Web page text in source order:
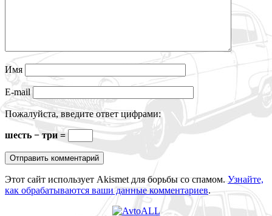
Имя
E-mail
Пожалуйста, введите ответ цифрами:
шесть − три =
Этот сайт использует Akismet для борьбы со спамом. Узнайте,
как обрабатываются ваши данные комментариев.